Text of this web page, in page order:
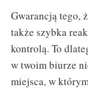
Gwarancją tego,
także szybka
kontrolą. To
w twoim biurze
miejsca, w